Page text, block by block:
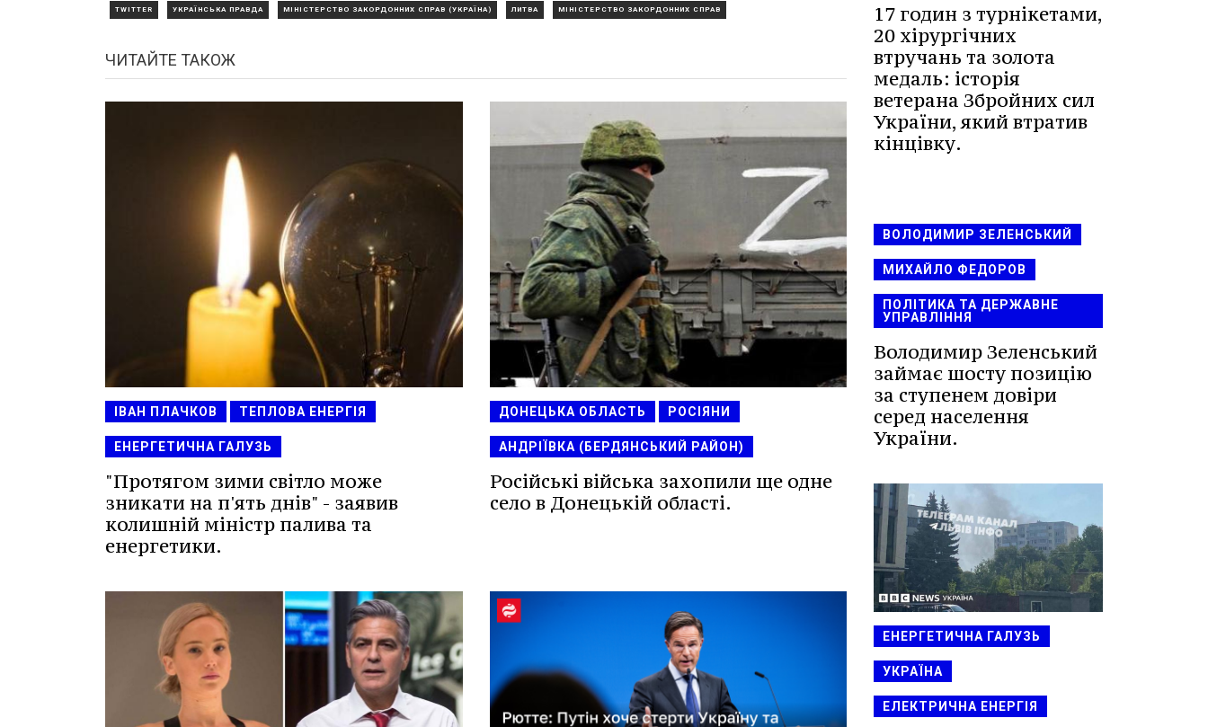
TWITTER УКРАЇНСЬКА ПРАВДА МІНІСТЕРСТВО ЗАКОРДОННИХ СПРАВ (УКРАЇНА) ЛИТВА МІНІСТЕРСТВО ЗАКОРДОННИХ СПРАВ
ЧИТАЙТЕ ТАКОЖ
ІВАН ПЛАЧКОВ ТЕПЛОВА ЕНЕРГІЯ
ЕНЕРГЕТИЧНА ГАЛУЗЬ
"Протягом зими світло може
зникати на п'ять днів" - заявив
колишній міністр палива та
енергетики.
ДОНЕЦЬКА ОБЛАСТЬ РОСІЯНИ
АНДРІЇВКА (БЕРДЯНСЬКИЙ РАЙОН)
Російські війська захопили ще одне
село в Донецькій області.
17 годин з турнікетами,
20 хірургічних
втручань та золота
медаль: історія
ветерана Збройних сил
України, який втратив
кінцівку.
ВОЛОДИМИР ЗЕЛЕНСЬКИЙ
МИХАЙЛО ФЕДОРОВ
ПОЛІТИКА ТА ДЕРЖАВНЕ
УПРАВЛІННЯ
Володимир Зеленський
займає шосту позицію
за ступенем довіри
серед населення
України.
ЕНЕРГЕТИЧНА ГАЛУЗЬ
УКРАЇНА
ЕЛЕКТРИЧНА ЕНЕРГІЯ